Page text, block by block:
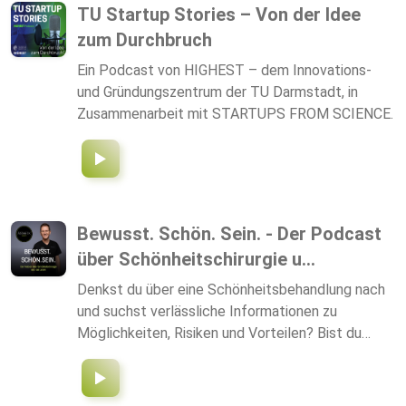
TU Startup Stories – Von der Idee
zum Durchbruch
Ein Podcast von HIGHEST – dem Innovations-
und Gründungszentrum der TU Darmstadt, in
Zusammenarbeit mit STARTUPS FROM SCIENCE.
Bewusst. Schön. Sein. - Der Podcast
über Schönheitschirurgie u...
Denkst du über eine Schönheitsbehandlung nach
und suchst verlässliche Informationen zu
Möglichkeiten, Risiken und Vorteilen? Bist du
vielleicht noch unsicher, ob eine ästhetische
Behandlung wirklich das Richtige für dich ist?
Interessieren dich Geschichten und Themen aus